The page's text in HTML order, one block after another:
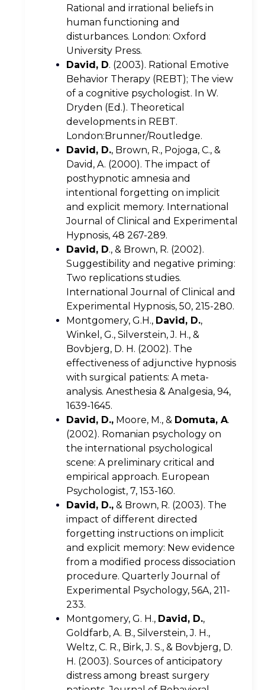
Rational and irrational beliefs in
human functioning and
disturbances. London: Oxford
University Press.
David, D. (2003). Rational Emotive
Behavior Therapy (REBT); The view
of a cognitive psychologist. In W.
Dryden (Ed.). Theoretical
developments in REBT.
London:Brunner/Routledge.
David, D., Brown, R., Pojoga, C., &
David, A. (2000). The impact of
posthypnotic amnesia and
intentional forgetting on implicit
and explicit memory. International
Journal of Clinical and Experimental
Hypnosis, 48 267-289.
David, D., & Brown, R. (2002).
Suggestibility and negative priming:
Two replications studies.
International Journal of Clinical and
Experimental Hypnosis, 50, 215-280.
Montgomery, G.H., David, D.,
Winkel, G., Silverstein, J. H., &
Bovbjerg, D. H. (2002). The
effectiveness of adjunctive hypnosis
with surgical patients: A meta-
analysis. Anesthesia & Analgesia, 94,
1639-1645.
David, D.,Moore, M., & Domuta, A.
(2002). Romanian psychology on
the international psychological
scene: A preliminary critical and
empirical approach. European
Psychologist, 7, 153-160.
David, D.,& Brown, R. (2003). The
impact of different directed
forgetting instructions on implicit
and explicit memory: New evidence
from a modified process dissociation
procedure. Quarterly Journal of
Experimental Psychology, 56A, 211-
233.
Montgomery, G. H., David, D.,
Goldfarb, A. B., Silverstein, J. H.,
Weltz, C. R., Birk, J. S., & Bovbjerg, D.
H. (2003). Sources of anticipatory
distress among breast surgery